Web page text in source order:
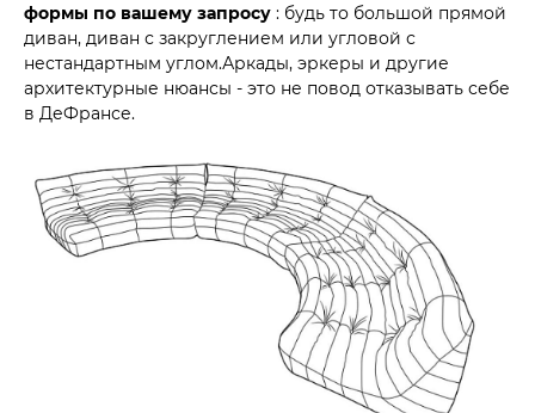
формы по вашему запросу : будь то большой прямой
диван, диван с закруглением или угловой с
нестандартным углом.Аркады, эркеры и другие
архитектурные нюансы - это не повод отказывать себе
в ДеФрансе.